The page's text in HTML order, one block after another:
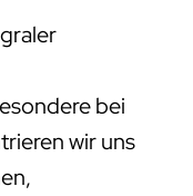
bei
wir uns